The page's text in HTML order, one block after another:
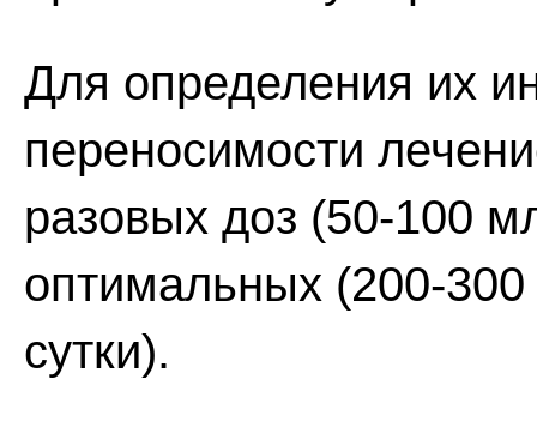
Для определения их
переносимости
разовых доз (50-100
оптимальных (200-
сутки).